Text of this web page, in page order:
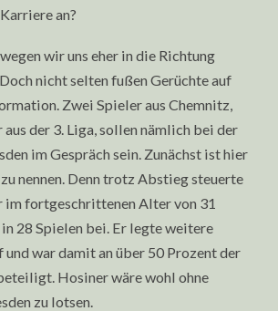
an?
wir uns eher in die Richtung
nicht selten fußen Gerüchte auf
Zwei Spieler aus Chemnitz,
der 3. Liga, sollen nämlich bei der
im Gespräch sein. Zunächst ist hier
nennen. Denn trotz Abstieg steuerte
im fortgeschrittenen Alter von 31
in 28 Spielen bei. Er legte weitere
und war damit an über 50 Prozent der
Hosiner wäre wohl ohne
zu lotsen.